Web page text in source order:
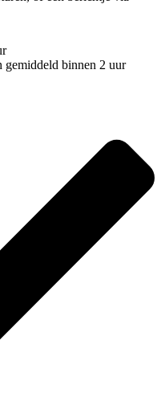
gemiddeld binnen 2 uur